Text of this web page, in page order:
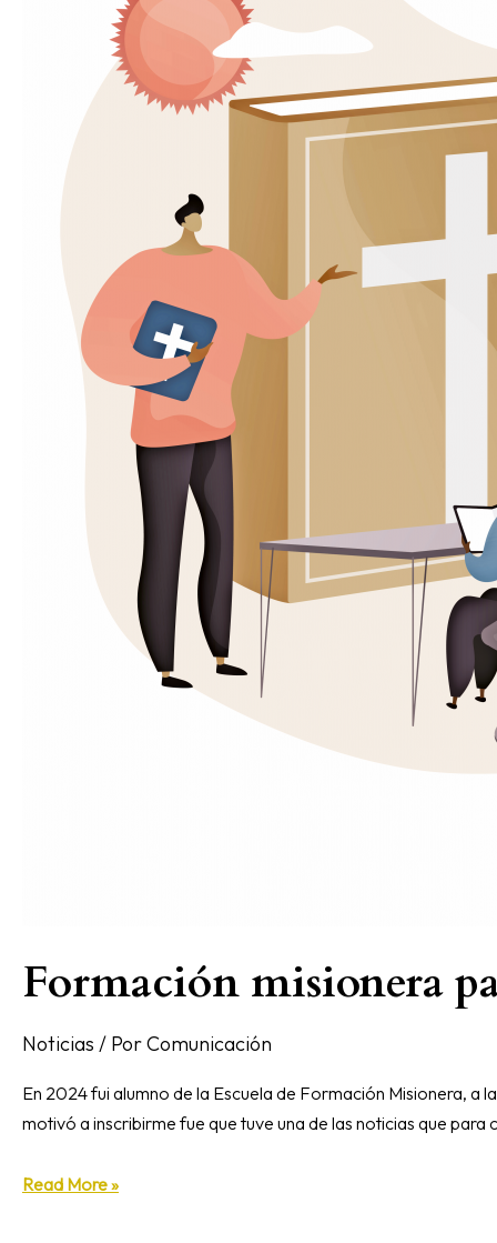
Formación misionera
Noticias / PorComunicación
En 2024 fui alumno de la Escuela de Formación Misionera, a
motivó a inscribirme fue que tuve una de las noticias que para
Read More »